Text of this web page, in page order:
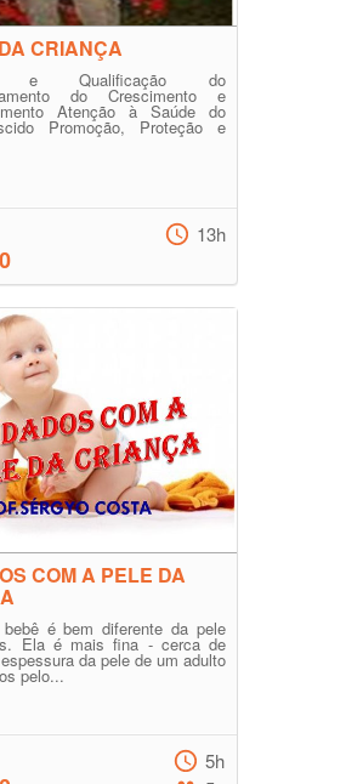
CRIANÇA
e Qualificação do
do Crescimento e
Atenção à Saúde do
Promoção, Proteção e
13h
COM A PELE DA
é bem diferente da pele
Ela é mais fina - cerca de
da pele de um adulto
pelo...
5h